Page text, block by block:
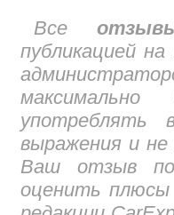
Все
публикацией
употреблять
выражения и не
Ваш отзыв
оценить